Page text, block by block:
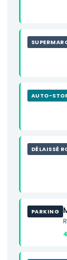
AUTO-
DÉLAISSÉ
PARKING